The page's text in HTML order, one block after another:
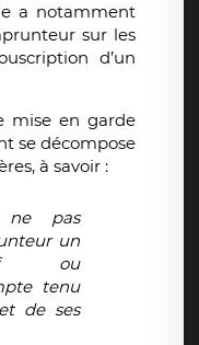
a notamment
sur les
d’un
mise en garde
se décompose
à savoir :
ne pas
un
ou
tenu
de ses